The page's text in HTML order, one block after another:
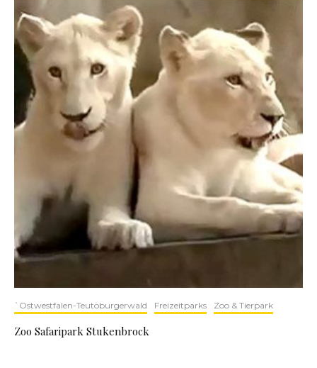
`Ostwestfalen-Teutoburgerwald Freizeitparks Zoo & Tierpark
Zoo Safaripark Stukenbrock